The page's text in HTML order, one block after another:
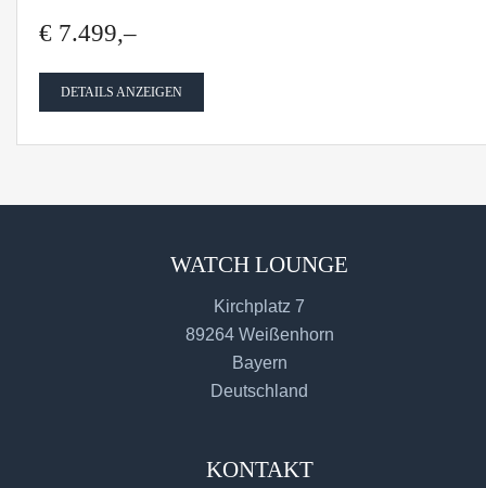
€ 7.499,–
DETAILS ANZEIGEN
WATCH LOUNGE
Kirchplatz 7
89264 Weißenhorn
Bayern
Deutschland
KONTAKT